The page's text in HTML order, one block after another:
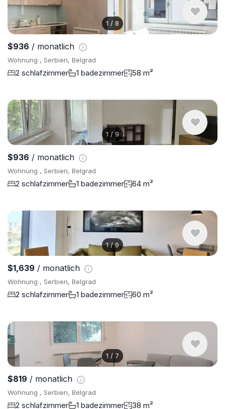
1 / 8
$936 / monatlich
Wohnung , Serbien, Belgrad
2 schlafzimmer 1 badezimmer 58 m²
1 / 9
$936 / monatlich
Wohnung , Serbien, Belgrad
2 schlafzimmer 1 badezimmer 64 m²
1/9
$1,639 / monatlich
Wohnung , Serbien, Belgrad
2 schlafzimmer 1 badezimmer 60 m²
1 / 7
$819 / monatlich
Wohnung , Serbien, Belgrad
2 schlafzimmer 1 badezimmer 38 m²